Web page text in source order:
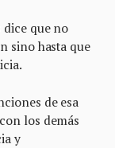
que no
sino hasta que
de esa
los demás
y